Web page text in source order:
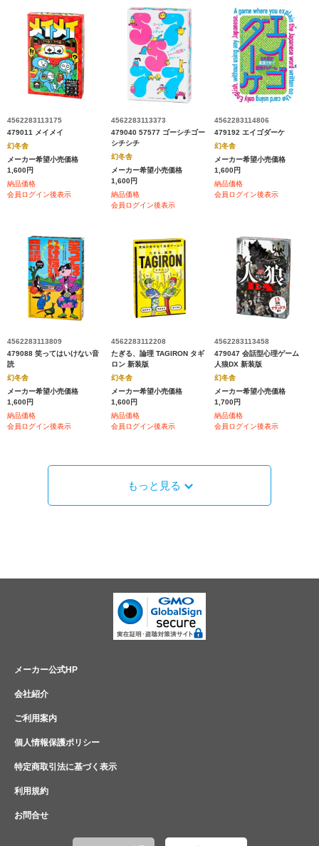
4562283113175
479011 メイメイ
幻冬舎
メーカー希望小売価格
1,600円
納品価格
会員ログイン後表示
4562283113373
479040 57577 ゴーシチゴー
シチシチ
幻冬舎
メーカー希望小売価格
1,600円
納品価格
会員ログイン後表示
4562283114806
479192 エイゴダーケ
幻冬舎
メーカー希望小売価格
1,600円
納品価格
会員ログイン後表示
4562283113809
479088 笑ってはいけない音
読
幻冬舎
メーカー希望小売価格
1,600円
納品価格
会員ログイン後表示
4562283112208
たぎる、論理 TAGIRON タギ
ロン 新装版
幻冬舎
メーカー希望小売価格
1,600円
納品価格
会員ログイン後表示
4562283113458
479047 会話型心理ゲーム
人狼DX 新装版
幻冬舎
メーカー希望小売価格
1,700円
納品価格
会員ログイン後表示
もっと見る
メーカー公式HP
会社紹介
ご利用案内
個人情報保護ポリシー
特定商取引法に基づく表示
利用規約
お問合せ